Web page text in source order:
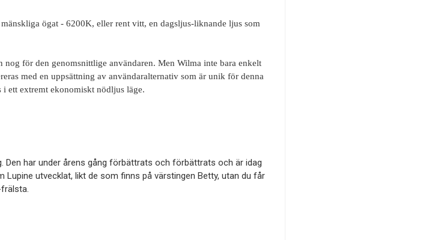
ögat - 6200K, eller rent vitt, en dagsljus-liknande ljus som
för den genomsnittlige användaren. Men Wilma inte bara enkelt
med en uppsättning av användaralternativ som är unik för denna
ett extremt ekonomiskt nödljus läge.
har under årens gång förbättrats och förbättrats och är idag
utvecklat, likt de som finns på värstingen Betty, utan du får